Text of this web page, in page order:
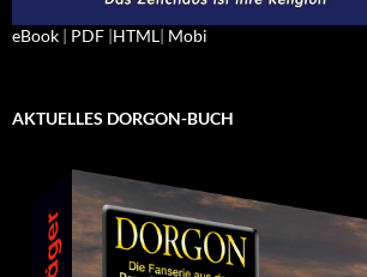
eBook | PDF |HTML| Mobi
AKTUELLES DORGON-BUCH